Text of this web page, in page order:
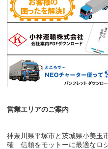
営業エリアのご案内
神奈川県平塚市と茨城県小美
確 信頼をモットーに最適なロ